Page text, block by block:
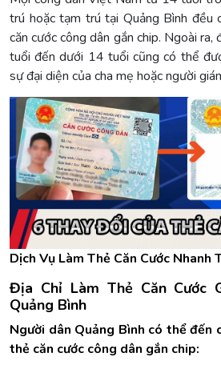
trú hoặc tạm trú tại Quảng Bình đều
căn cước công dân gắn chip. Ngoài
tuổi đến dưới 14 tuổi cũng có thể
sự đại diện của cha mẹ hoặc người
Dịch Vụ Làm Thẻ Căn Cước Nhanh
Địa Chỉ Làm Thẻ Căn Cước
Quảng Bình
Người dân Quảng Bình có thể đến
thẻ căn cước công dân gắn chip: